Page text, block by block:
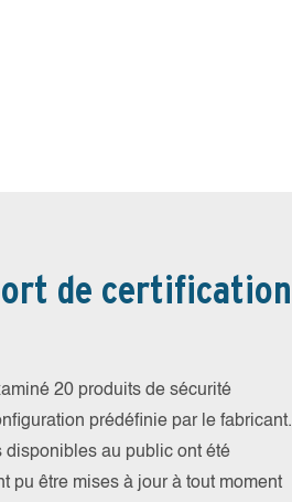
de certification
20 produits de sécurité
prédéfinie par le fabricant.
disponibles au public ont été
pu être mises à jour à tout moment